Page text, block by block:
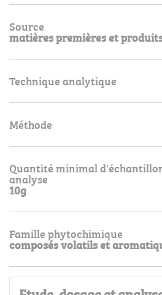
Source
matières premières et
Technique analytique
Méthode
Quantité minimal
analyse
10g
Famille phytochimique
composés volatils et